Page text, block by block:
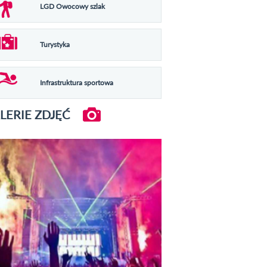
LGD Owocowy szlak
Turystyka
Infrastruktura sportowa
ZDJĘĆ